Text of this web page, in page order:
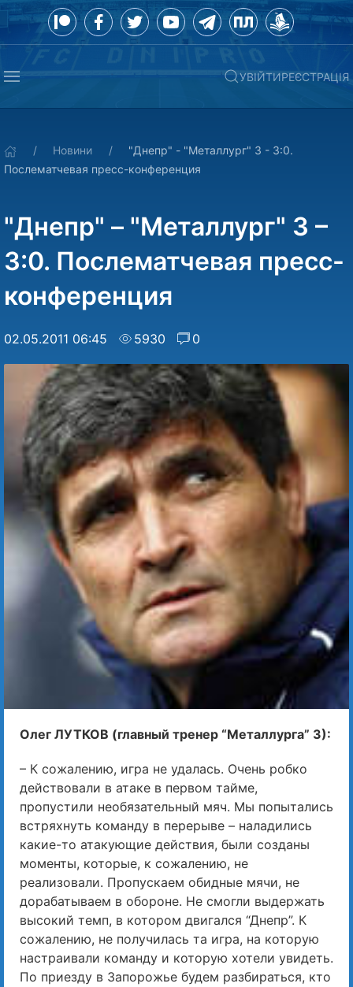
УВІЙТИРЕЄСТРАЦІЯ
Новини
"Днепр" - "Металлург" З - 3:0.
Послематчевая пресс-конференция
"Днепр" – "Металлург" З –
3:0. Послематчевая пресс-
конференция
02.05.2011 06:45 5930 0
Олег ЛУТКОВ (главный тренер “Металлурга” З):
– К сожалению, игра не удалась. Очень робко
действовали в атаке в первом тайме,
пропустили необязательный мяч. Мы попытались
встряхнуть команду в перерыве – наладились
какие-то атакующие действия, были созданы
моменты, которые, к сожалению, не
реализовали. Пропускаем обидные мячи, не
дорабатываем в обороне. Не смогли выдержать
высокий темп, в котором двигался “Днепр”. К
сожалению, не получилась та игра, на которую
настраивали команду и которую хотели увидеть.
По приезду в Запорожье будем разбираться, кто